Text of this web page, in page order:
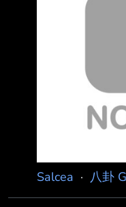
是「汽柴油」
檢察 官陳宏達
的爭點並不在
在「台糖公司
達指出，外界
油有食品安全
及地方自治條
Salcea · 八卦